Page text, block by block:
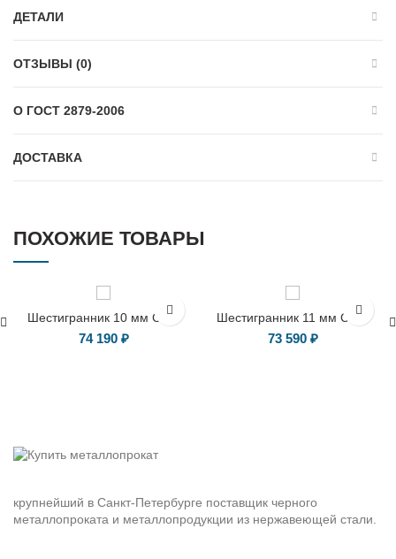
ДЕТАЛИ
ОТЗЫВЫ (0)
О ГОСТ 2879-2006
ДОСТАВКА
ПОХОЖИЕ ТОВАРЫ
Шестигранник 10 мм Ст45
74 190 ₽
Шестигранник 11 мм Ст45
73 590 ₽
крупнейший в Санкт-Петербурге поставщик черного
металлопроката и металлопродукции из нержавеющей стали.